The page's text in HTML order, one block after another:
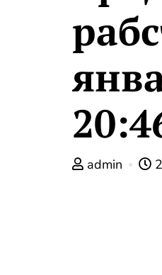
admin